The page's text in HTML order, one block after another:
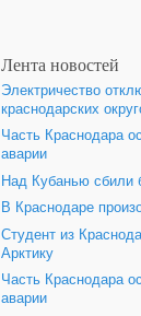
Лента новостей
Электричество
краснодарских
Часть Краснодара
аварии
Над Кубанью сбили
В Краснодаре
Студент из
Арктику
Часть Краснодара
аварии